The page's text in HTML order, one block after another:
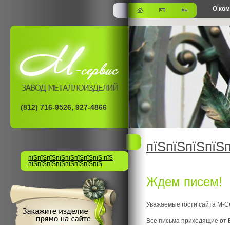
О
офис
(812) 716-9526, 927-4866
пїЅпїЅпїЅпїЅпїЅпїЅпїЅпїЅ пїЅ
пїЅпїЅпїЅпїЅпїЅпїЅпїЅпїЅ
Ждем писем!
Уважаемые гости сайта М-
Все письма приходящие от